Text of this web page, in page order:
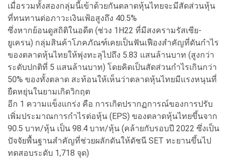
เมื่อรวมทั้งสองกลุ่มนี้เข้าด้วยกันตลาดหุ้นไทยจะมีสัดส่วนหุ้น
ที่ทนทานต่อภาวะเงินเฟ้อสูงถึง 40.5%
ซึ่งหากย้อนดูสถิติในอดีต (ช่วง 1H22 ที่มีสงครามรัสเซีย-
ยูเครน) กลุ่มสินค้าโภคภัณฑ์เคยเป็นฟันเฟืองสำคัญที่ดันกำไร
ของตลาดหุ้นไทยให้พุ่งทะลุไปถึง 5.83 แสนล้านบาท (สูงกว่า
ระดับปกติที่ 5 แสนล้านบาท) โดยคิดเป็นสัดส่วนกำไรเกินกว่า
50% ของทั้งตลาด สะท้อนให้เห็นว่าตลาดหุ้นไทยมีแรงหนุนที่
ยืดหยุ่นในยามเกิดวิกฤต
อีก 1 ความแข็งแกร่ง คือ การเกิดปรากฏการณ์ของการปรับ
เพิ่มประมาณการกำไรต่อหุ้น (EPS) ของตลาดหุ้นไทยขึ้นจาก
90.5 บาท/หุ้น เป็น 98.4 บาท/หุ้น (คล้ายกับรอบปี 2022 ซึ่งเป็น
ปัจจัยพื้นฐานสำคัญที่ช่วยผลักดันให้ดัชนี SET ทะยานขึ้นไป
ทดสอบระดับ 1,718 จุด)